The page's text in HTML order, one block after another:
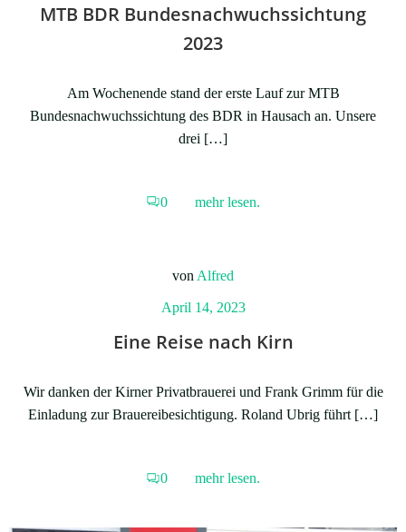
MTB BDR Bundesnachwuchssichtung
2023
Am Wochenende stand der erste Lauf zur MTB
Bundesnachwuchssichtung des BDR in Hausach an. Unsere
drei […]
0 mehr lesen.
von Alfred
April 14, 2023
Eine Reise nach Kirn
Wir danken der Kirner Privatbrauerei und Frank Grimm für die
Einladung zur Brauereibesichtigung. Roland Ubrig führt […]
0 mehr lesen.